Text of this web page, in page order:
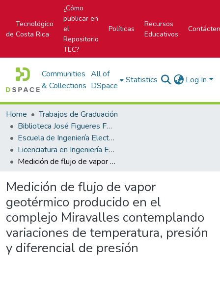
Tecnológico
de Costa Rica
¿Cómo
publicar en
el
Repositorio
TEC?
Políticas
Recursos
Educativos
Communities
& Collections
All of
DSpace
Statistics Log In
Home
Trabajos de Graduación
Biblioteca José Figueres Ferrer
Escuela de Ingeniería Electrónica
Licenciatura en Ingeniería Electrónica
Medición de flujo de vapor geotérmico producido en el complejo Miravalles contemplando variaciones de temperatura, presión y diferencial de presión
Medición de flujo de vapor
geotérmico producido en el
complejo Miravalles contemplando
variaciones de temperatura, presión
y diferencial de presión